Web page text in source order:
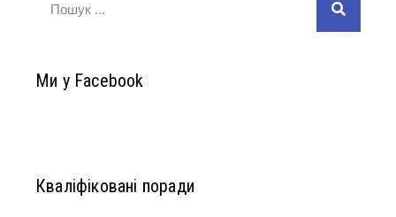
Ми у Facebook
Кваліфіковані поради